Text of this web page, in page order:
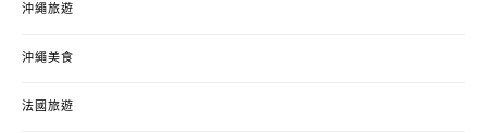
沖繩旅遊
沖繩美食
法國旅遊